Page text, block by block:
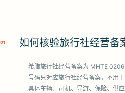
01 如何核验旅行社经营备
希腊旅行社经营备案为 MHTE
号码只对应旅行社经营备案，不用
具体车辆、司机、导游、保险、供